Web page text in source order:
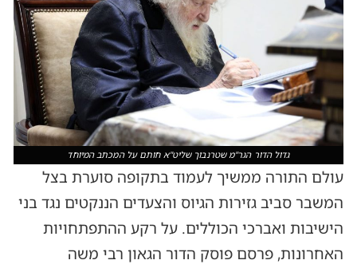
גדול הדור הגר"מ שטרנבוך שליט"א חותם על המכתב המיוחד
עולם התורה ממשיך לעמוד בתקופה סוערת בצל
המשבר סביב גזירות הגיוס והצעדים הננקטים נגד בני
הישיבות ואברכי הכוללים. על רקע ההתפתחויות
האחרונות, פרסם פוסק הדור הגאון רבי משה